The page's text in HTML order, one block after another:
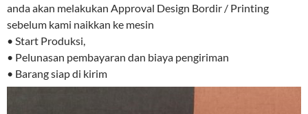
anda akan melakukan Approval Design Bordir / Printing
sebelum kami naikkan ke mesin
• Start Produksi,
• Pelunasan pembayaran dan biaya pengiriman
• Barang siap di kirim